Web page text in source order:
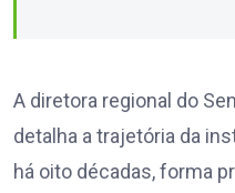
A diretora regional do
detalha a trajetória da
há oito décadas, forma